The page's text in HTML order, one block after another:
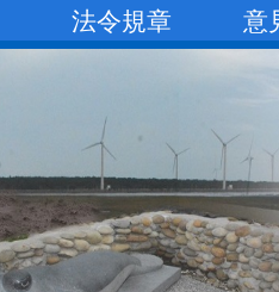
法令規章 意